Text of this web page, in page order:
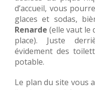
d’accueil, vous
glaces et sodas,
Renarde (elle vaut le
place). Juste
évidement des
potable.
Le plan du site vous